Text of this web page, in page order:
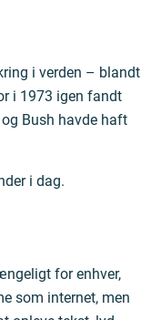
i verden – blandt
i 1973 igen fandt
Bush havde haft
i dag.
for enhver,
som internet, men